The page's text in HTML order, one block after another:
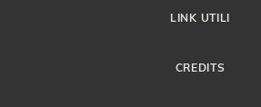
LINK UTILI
CREDITS